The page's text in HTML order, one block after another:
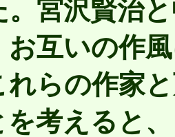
宮沢賢治
お互いの作
れらの作家
を考えると